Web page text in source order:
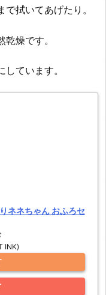
拭いてあげたり。
燥です。
ています。
ネネちゃん おふろセ
INK)